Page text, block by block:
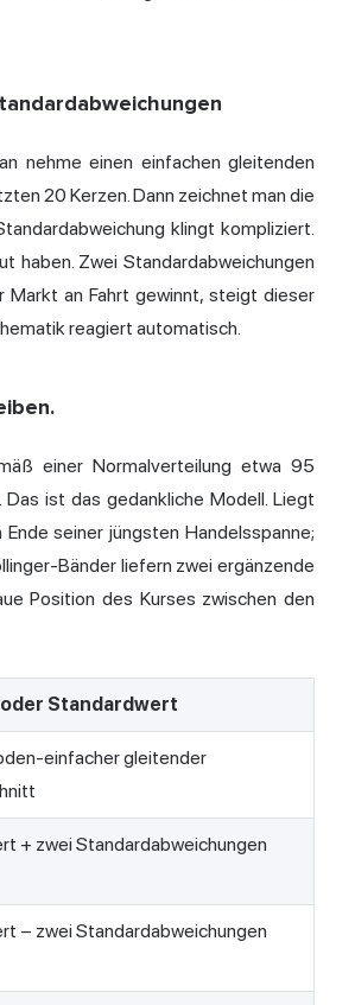
nehme einen einfachen gleitenden
20 Kerzen. Dann zeichnet man die
klingt kompliziert.
haben. Zwei Standardabweichungen
Markt an Fahrt gewinnt, steigt dieser
reagiert automatisch.
einer Normalverteilung etwa 95
ist das gedankliche Modell. Liegt
seiner jüngsten Handelsspanne;
Bänder liefern zwei ergänzende
Position des Kurses zwischen den
oder Standardwert
einfacher gleitender
+ zwei Standardabweichungen
− zwei Standardabweichungen